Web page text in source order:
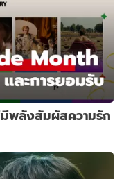
พลังสัมผัสความรัก